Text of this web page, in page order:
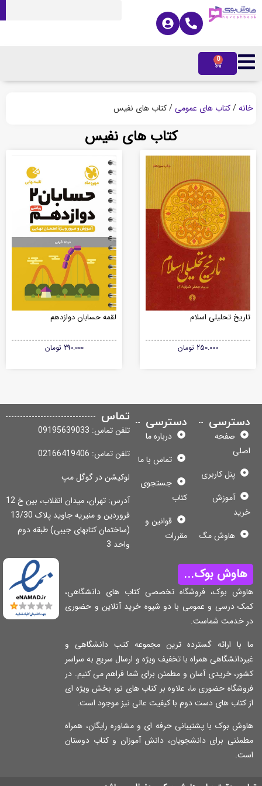
/کتاب های عمومی/ کتاب های نفیس
کتاب های نفیس
تحلیلی اسلام
250.000 تومان
لقمه حسابان دوازدهم
290.000 تومان
صفحه
پنل کاربری
آموزش
هاوش مگ
دسترسی
درباره ما
تماس با ما
جستجوی
قوانین و
مقررات
تماس
تلفن تماس: 09195639033
تلفن تماس: 02166419406
لوکیشن در گوگل مپ
آدرس: تهران، میدان انقلاب، بین خ 12
فروردین و منیریه جاوید پلاک 13/30
(ساختمان کتابهای جیبی) طبقه دوم
واحد 3
بوک...
بوک، فروشگاه تخصصی کتاب های دانشگاهی،
درسی و عمومی با دو شیوه خرید آنلاین و حضوری
خدمت شماست.
با ارائه گسترده ترین مجموعه کتب دانشگاهی و
همراه با تخفیف ویژه و ارسال سریع به سراسر
خریدی آسان و مطمئن برای شما فراهم می کنیم. در
حضوری ما، علاوه بر کتاب های نو، بخش ویژه ای
کتاب های دست دوم با کیفیت عالی نیز موجود است.
بوک با پشتیبانی حرفه ای و مشاوره رایگان، همراه
برای دانشجویان، دانش آموزان و کتاب دوستان